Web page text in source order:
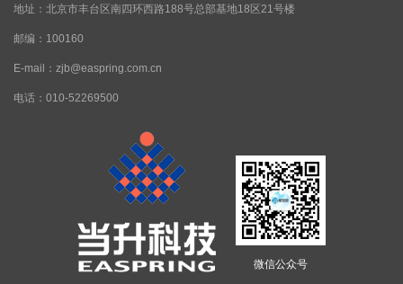
地址：北京市丰台区南四环西路188号总部基地18区21号楼
邮编：100160
E-mail：zjb@easpring.com.cn
电话：010-52269500
微信公众号